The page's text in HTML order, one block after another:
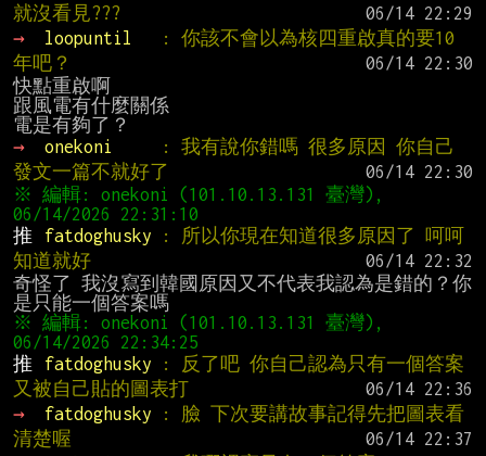
就沒看見???
→
loopuntil
: 你該不會以為核四重啟真的要10
年吧？
快點重啟啊
跟風電有什麼關係
→
onekoni
: 我有說你錯嗎 很多原因 你自己
發文一篇不就好了
※ 編輯: onekoni (101.10.13.131 臺灣),
推
fatdoghusky
: 所以你現在知道很多原因了 呵呵
知道就好
奇怪了 我沒寫到韓國原因又不代表我認為是錯的？你
※ 編輯: onekoni (101.10.13.131 臺灣),
推
fatdoghusky
: 反了吧 你自己認為只有一個答案
又被自己貼的圖表打
→
fatdoghusky
: 臉 下次要講故事記得先把圖表看
清楚喔